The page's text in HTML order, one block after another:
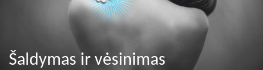
Šaldymas ir vėsinimas